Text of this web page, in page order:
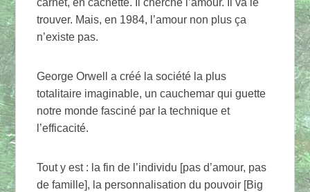
trouver. Mais, en 1984, l’amour non plus ça
n’existe pas.
George Orwell a créé la société la plus
totalitaire imaginable, un cauchemar qui guette
notre monde fasciné par la technique et
l’efficacité.
Tout y est : la fin de l’individu [pas d’amour, pas
de famille], la personnalisation du pouvoir [Big